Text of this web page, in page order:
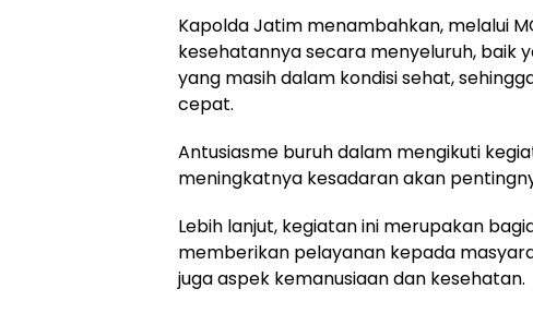
Kapolda Jatim menambahkan, melalui
kesehatannya secara menyeluruh, baik
yang masih dalam kondisi sehat,
cepat.
Antusiasme buruh dalam mengikuti
meningkatnya kesadaran akan
Lebih lanjut, kegiatan ini merupakan
memberikan pelayanan kepada
juga aspek kemanusiaan dan kesehatan.